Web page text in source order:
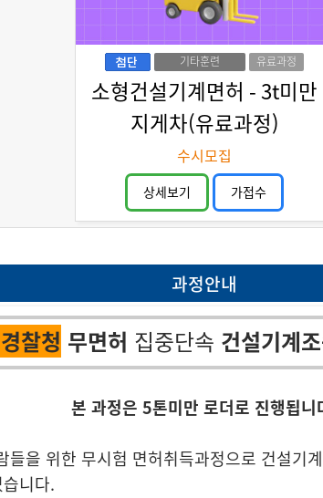
기타훈련 유료과정
소형건설기계면허 - 3t미만
지게차(유료과정)
수시모집
상세보기 가접수
과정안내
찰청 무면허 집중단속 건설기계
본 과정은 5톤미만 로더로 진행됩니
을 위한 무시험 면허취득과정으로 건설기
니다.